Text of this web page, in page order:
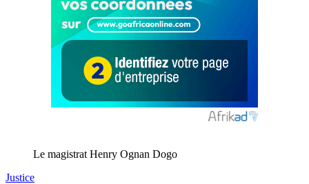
Le magistrat Henry Ognan Dogo
Justice